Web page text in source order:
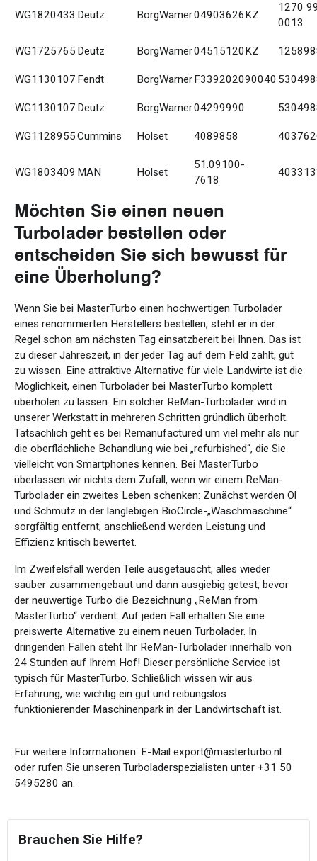
WG1820433 Deutz BorgWarner04903626KZ
1270
0013
WG1725765 Deutz BorgWarner04515120KZ
WG1130107 Fendt BorgWarnerF339202090040
WG1130107 Deutz BorgWarner04299990
WG1128955Cummins Holset 4089858
WG1803409 MAN Holset
51.09100-
7618
Möchten Sie einen neuen
Turbolader bestellen oder
entscheiden Sie sich bewusst für
eine Überholung?
Wenn Sie bei MasterTurbo einen hochwertigen Turbolader
eines renommierten Herstellers bestellen, steht er in der
Regel schon am nächsten Tag einsatzbereit bei Ihnen. Das ist
zu dieser Jahreszeit, in der jeder Tag auf dem Feld zählt, gut
zu wissen. Eine attraktive Alternative für viele Landwirte ist die
Möglichkeit, einen Turbolader bei MasterTurbo komplett
überholen zu lassen. Ein solcher ReMan-Turbolader wird in
unserer Werkstatt in mehreren Schritten gründlich überholt.
Tatsächlich geht es bei Remanufactured um viel mehr als nur
die oberflächliche Behandlung wie bei „refurbished“, die Sie
vielleicht von Smartphones kennen. Bei MasterTurbo
überlassen wir nichts dem Zufall, wenn wir einem ReMan-
Turbolader ein zweites Leben schenken: Zunächst werden Öl
und Schmutz in der langlebigen BioCircle-„Waschmaschine“
sorgfältig entfernt; anschließend werden Leistung und
Effizienz kritisch bewertet.
Im Zweifelsfall werden Teile ausgetauscht, alles wieder
sauber zusammengebaut und dann ausgiebig getest, bevor
der neuwertige Turbo die Bezeichnung „ReMan from
MasterTurbo“ verdient. Auf jeden Fall erhalten Sie eine
preiswerte Alternative zu einem neuen Turbolader. In
dringenden Fällen steht Ihr ReMan-Turbolader innerhalb von
24 Stunden auf Ihrem Hof! Dieser persönliche Service ist
typisch für MasterTurbo. Schließlich wissen wir aus
Erfahrung, wie wichtig ein gut und reibungslos
funktionierender Maschinenpark in der Landwirtschaft ist.
Für weitere Informationen: E-Mail export@masterturbo.nl
oder rufen Sie unseren Turboladerspezialisten unter +31 50
5495280 an.
Brauchen Sie Hilfe?